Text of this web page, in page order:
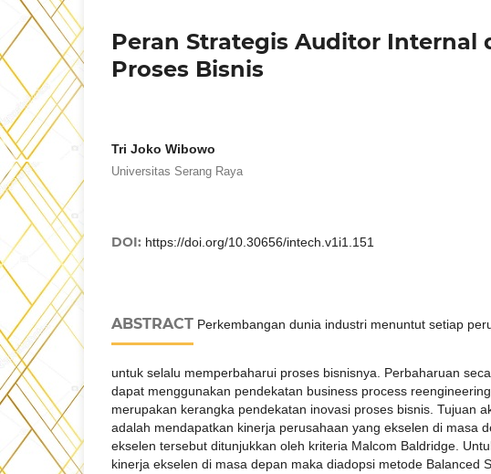
Peran Strategis Auditor Internal
Proses Bisnis
Tri Joko Wibowo
Universitas Serang Raya
DOI: https://doi.org/10.30656/intech.v1i1.151
ABSTRACT Perkembangan dunia industri menuntut setiap
untuk selalu memperbaharui proses bisnisnya. Perbaharuan
dapat menggunakan pendekatan business process
merupakan kerangka pendekatan inovasi proses bisnis. Tujuan
adalah mendapatkan kinerja perusahaan yang ekselen di masa
ekselen tersebut ditunjukkan oleh kriteria Malcom Baldridge.
kinerja ekselen di masa depan maka diadopsi metode Balanced